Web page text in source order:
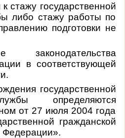
стажу государственной
либо стажу работы по
подготовки не
в соответствующей
государственной
определяются
от 27 июля 2004 года
гражданской
Федерации».